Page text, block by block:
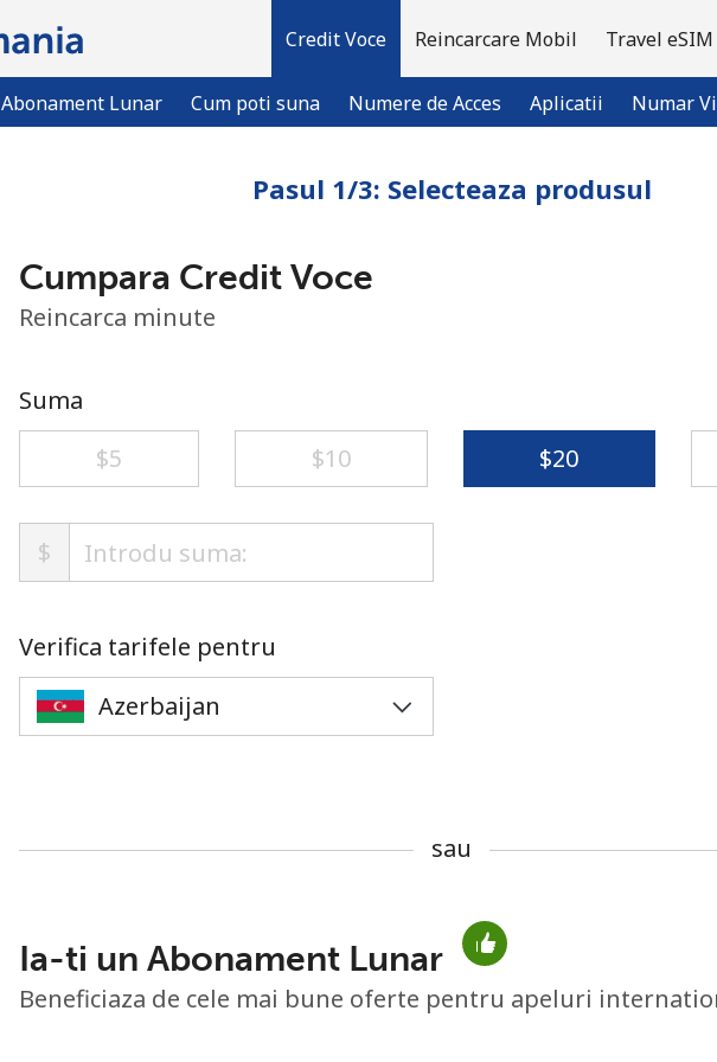
Credit Voce
Abonament Lunar Cum poti suna Numere de Acces Aplicatii Numar
Reincarcare Mobil Travel eSIM
Minim 8 litere
Pasul 1/3: Selecteaza produsul
Cumpara Credit Voce
Reincarca minute
Suma
⁦$5⁩
⁦$10⁩ ⁦$20⁩
$
Verifica tarifele pentru
sau
Ia-ti un Abonament Lunar
Beneficiaza de cele mai bune oferte pentru apeluri